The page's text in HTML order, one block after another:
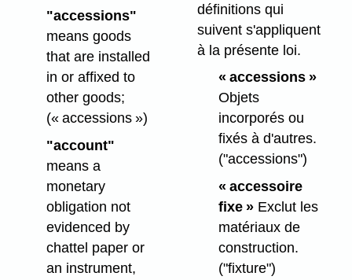
"accessions"
means goods
that are installed
in or affixed to
other goods;
(« accessions »)
"account"
means a
monetary
obligation not
evidenced by
chattel paper or
an instrument,
définitions qui
suivent s'appliquent
à la présente loi.
« accessions »
Objets
incorporés ou
fixés à d'autres.
("accessions")
« accessoire
fixe »Exclut les
matériaux de
construction.
("fixture")